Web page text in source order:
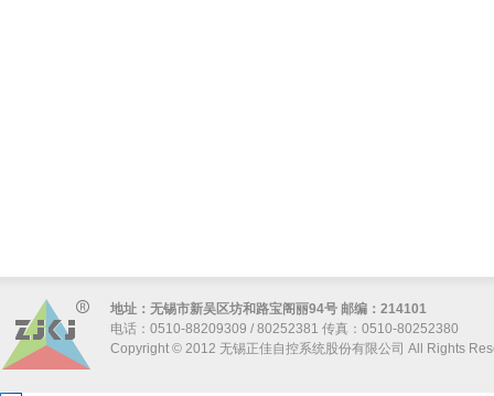
地址：无锡市新吴区坊和路宝阁丽94号 邮编：214101
电话：0510-88209309 / 80252381 传真：0510-80252380
Copyright © 2012 无锡正佳自控系统股份有限公司 All Rights